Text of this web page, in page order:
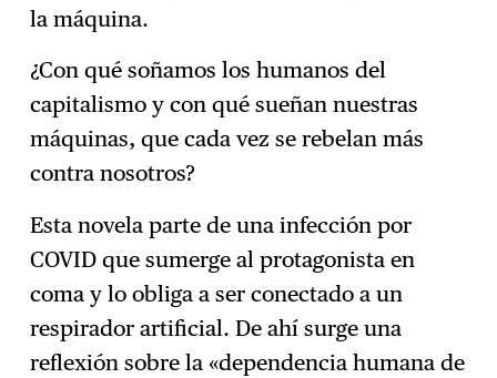
la máquina.
¿Con qué soñamos los humanos del
capitalismo y con qué sueñan nuestras
máquinas, que cada vez se rebelan más
contra nosotros?
Esta novela parte de una infección por
COVID que sumerge al protagonista en
coma y lo obliga a ser conectado a un
respirador artificial. De ahí surge una
reflexión sobre la «dependencia humana de